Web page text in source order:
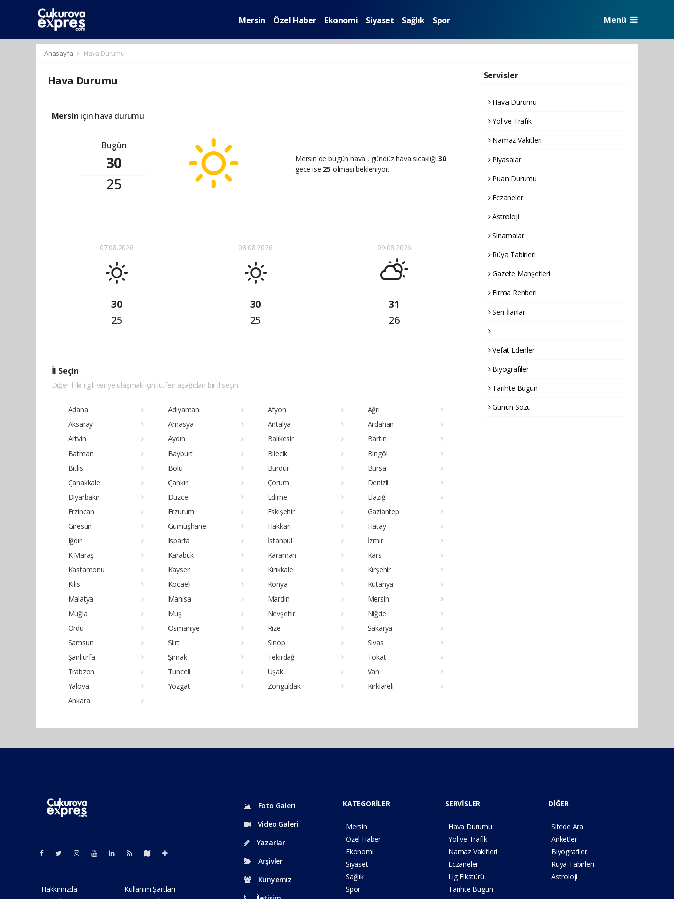
Mersin Özel Haber Ekonomi Siyaset Sağlık Spor Menü
Anasayfa Hava Durumu
Hava Durumu
Mersin için hava durumu
Bugün
30
25
Mersin de bugün hava , gündüz hava sıcaklığı30
gece ise 25 olması bekleniyor.
07.08.2026
30
25
08.08.2026
30
25
09.08.2026
31
26
İl Seçin
Diğer il ile ilgili veriye ulaşmak için lütfen aşağıdan bir il seçin
Adana Adıyaman Afyon
Ağrı
Aksaray
Amasya Antalya
Ardahan
Artvin
Aydın Balıkesir
Bartın
Batman
Bayburt Bilecik
Bingöl
Bitlis
Bolu Burdur
Bursa
Çanakkale
Çankırı Çorum
Denizli
Diyarbakır
Düzce Edirne
Elazığ
Erzincan
Erzurum Eskişehir
Gaziantep
Giresun
Gümüşhane Hakkari
Hatay
Iğdır
Isparta İstanbul
İzmir
K.Maraş
Karabük Karaman
Kars
Kastamonu
Kayseri Kırıkkale
Kırşehir
Kilis
Kocaeli Konya
Kütahya
Malatya
Manisa Mardin
Mersin
Muğla
Muş Nevşehir
Niğde
Ordu
Osmaniye Rize
Sakarya
Samsun
Siirt Sinop
Sivas
Şanlıurfa
Şırnak Tekirdağ
Tokat
Trabzon
Tunceli Uşak
Van
Yalova
Yozgat Zonguldak
Kırklareli
Ankara
Servisler
Hava Durumu
Yol ve Trafik
Namaz Vakitleri
Piyasalar
Puan Durumu
Eczaneler
Astroloji
Sinamalar
Rüya Tabirleri
Gazete Manşetleri
Firma Rehberi
Seri İlanlar
Vefat Edenler
Biyografiler
Tarihte Bugün
Günün Sözü
Hakkımızda
Kullanım Şartları
Foto Galeri
Video Galeri
Yazarlar
Arşivler
Künyemiz
KATEGORİLER
Mersin
Özel Haber
Ekonomi
Siyaset
Sağlık
Spor
SERVİSLER
Hava Durumu
Yol ve Trafik
Namaz Vakitleri
Eczaneler
Lig Fikstürü
Tarihte Bugün
DİĞER
Sitede Ara
Anketler
Biyografiler
Rüya Tabirleri
Astroloji